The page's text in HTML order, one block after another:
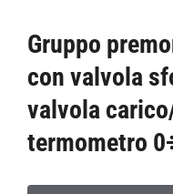
Gruppo
con valvola
valvola
termometro